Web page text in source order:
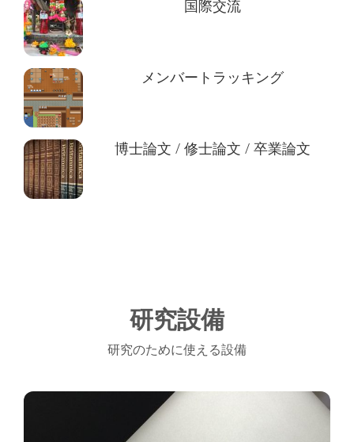
国際交流
メンバートラッキング
博士論文 / 修士論文 / 卒業論文
研究設備
研究のために使える設備